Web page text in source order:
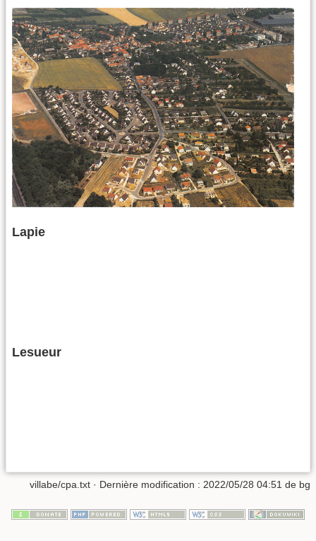
Lapie
Lesueur
villabe/cpa.txt · Dernière modification : 2022/05/28 04:51 de bg